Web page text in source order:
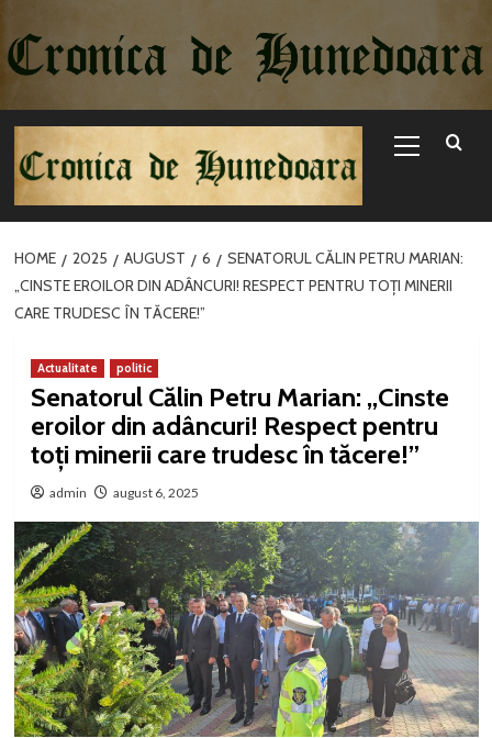
la
conținut
Menu
HOME 2025 AUGUST 6
SENATORUL CĂLIN PETRU MARIAN:
„CINSTE EROILOR DIN ADÂNCURI! RESPECT PENTRU TOȚI MINERII
CARE TRUDESC ÎN TĂCERE!”
Actualitate politic
Senatorul Călin Petru Marian: „Cinste
eroilor din adâncuri! Respect pentru
toți minerii care trudesc în tăcere!”
admin august 6, 2025